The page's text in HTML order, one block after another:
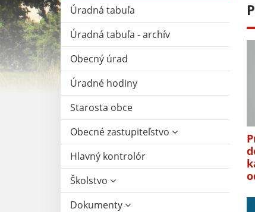
Úradná tabuľa
Úradná tabuľa - archív
Obecný úrad
Úradné hodiny
Starosta obce
Obecné zastupiteľstvo
Hlavný kontrolór
Školstvo
Dokumenty